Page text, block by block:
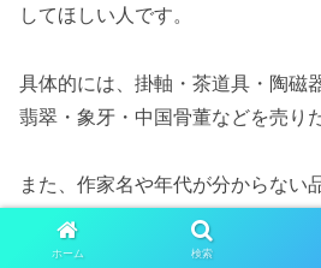
してほしい人です。
具体的には、掛軸・茶道具・陶磁
翡翠・象牙・中国骨董などを売り
また、作家名や年代が分からない
おすすめです。
ホーム 検索